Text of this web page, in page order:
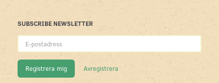
SUBSCRIBE NEWSLETTER
E-
postadress
Registrera mig Avregistrera